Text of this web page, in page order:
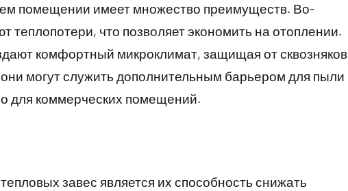
помещении имеет множество преимуществ. Во-
теплопотери, что позволяет экономить на отоплении.
комфортный микроклимат, защищая от сквозняков
могут служить дополнительным барьером для пыли
для коммерческих помещений.
завес является их способность снижать